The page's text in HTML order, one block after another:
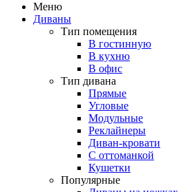
Меню
Диваны
Тип помещения
В гостинную
В кухню
В офис
Тип дивана
Прямые
Угловые
Модульные
Реклайнеры
Диван-кровати
С оттоманкой
Кушетки
Популярные